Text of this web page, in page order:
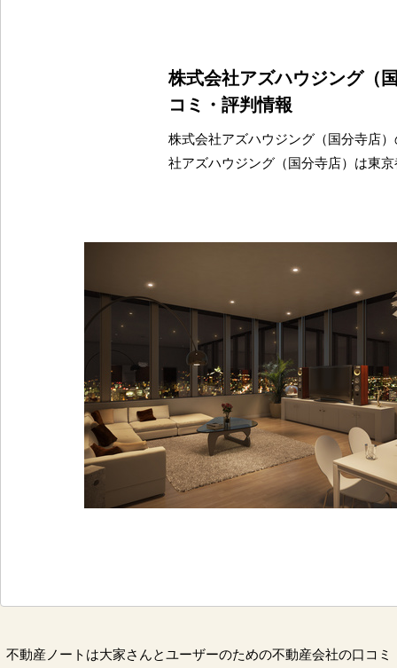
株式会社アズハウジング（
コミ・評判情報
株式会社アズハウジング（国分寺店
社アズハウジング（国分寺店）は東
不動産ノートは大家さんとユーザーのための不動産会社の口コミ